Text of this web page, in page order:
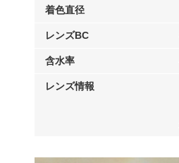
着色直径
レンズBC
含水率
レンズ情報